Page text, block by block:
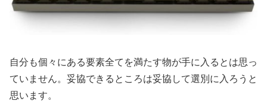
自分も個々にある要素全てを満たす物が手に入るとは思っ
ていません。妥協できるところは妥協して選別に入ろうと
思います。